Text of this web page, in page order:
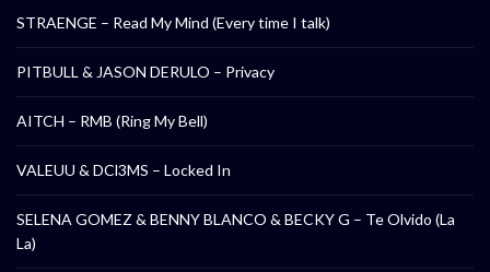
STRAENGE – Read My Mind (Every time I talk)
PITBULL & JASON DERULO – Privacy
AITCH – RMB (Ring My Bell)
VALEUU & DCl3MS – Locked In
SELENA GOMEZ & BENNY BLANCO & BECKY G – Te Olvido (La
La)